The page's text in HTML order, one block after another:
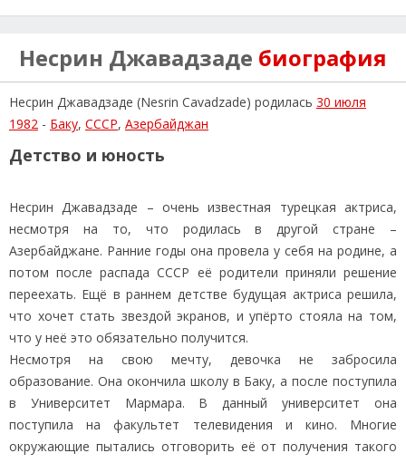
Несрин Джавадзаде биография
Несрин Джавадзаде (Nesrin Cavadzade) родилась 30 июля
1982 - Баку, СССР, Азербайджан
Детство и юность
Несрин Джавадзаде – очень известная турецкая актриса,
несмотря на то, что родилась в другой стране –
Азербайджане. Ранние годы она провела у себя на родине, а
потом после распада СССР её родители приняли решение
переехать. Ещё в раннем детстве будущая актриса решила,
что хочет стать звездой экранов, и упёрто стояла на том,
что у неё это обязательно получится.
Несмотря на свою мечту, девочка не забросила
образование. Она окончила школу в Баку, а после поступила
в Университет Мармара. В данный университет она
поступила на факультет телевидения и кино. Многие
окружающие пытались отговорить её от получения такого